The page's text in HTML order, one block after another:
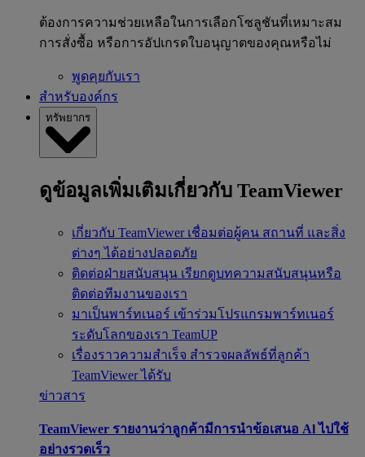
ต้องการความช่วยเหลือในการเลือกโซลูชันที่เหมาะสม
การสั่งซื้อ หรือการอัปเกรดใบอนุญาตของคุณหรือไม่
พูดคุยกับเรา
สำหรับองค์กร
ทรัพยากร
ดูข้อมูลเพิ่มเติมเกี่ยวกับ TeamViewer
เกี่ยวกับ TeamViewer เชื่อมต่อผู้คน สถานที่ และสิ่ง
ต่างๆ ได้อย่างปลอดภัย
ติดต่อฝ่ายสนับสนุน เรียกดูบทความสนับสนุนหรือ
ติดต่อทีมงานของเรา
มาเป็นพาร์ทเนอร์ เข้าร่วมโปรแกรมพาร์ทเนอร์
ระดับโลกของเรา TeamUP
เรื่องราวความสำเร็จ สำรวจผลลัพธ์ที่ลูกค้า
TeamViewer ได้รับ
ข่าวสาร
TeamViewer รายงานว่าลูกค้ามีการนำข้อเสนอ Al ไปใช้
อย่างรวดเร็ว